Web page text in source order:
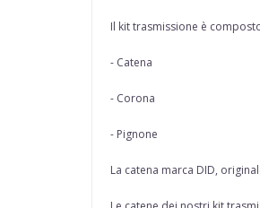
Il kit trasmissione è
- Catena
- Corona
- Pignone
La catena marca DID,